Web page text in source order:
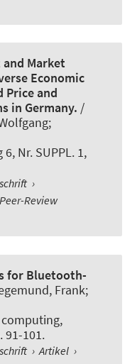
and Market
Economic
Price and
in Germany. /
Nr. SUPPL. 1,
›
Peer-Review
for Bluetooth-
Frank;
,
91-101.
› Artikel ›